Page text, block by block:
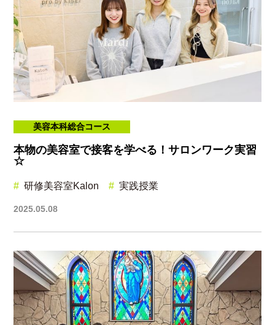
美容本科総合コース
本物の美容室で接客を学べる！サロンワーク実習
☆
研修美容室Kalon 実践授業
2025.05.08